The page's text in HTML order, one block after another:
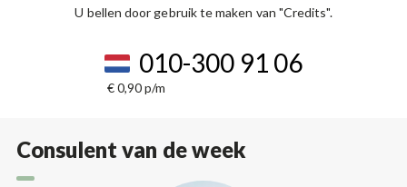
U bellen door gebruik te maken van "Credits".
010-300 91 06
€ 0,90 p/m
Consulent van de week